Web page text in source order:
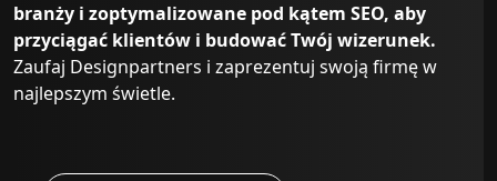
branży i zoptymalizowane pod kątem SEO, aby
przyciągać klientów i budować Twój wizerunek.
Zaufaj Designpartners i zaprezentuj swoją firmę w
najlepszym świetle.